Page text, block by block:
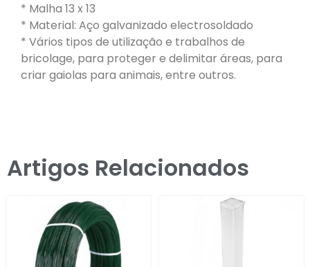
* Malha 13 x 13
* Material: Aço galvanizado electrosoldado
* Vários tipos de utilização e trabalhos de
bricolage, para proteger e delimitar áreas, para
criar gaiolas para animais, entre outros.
Artigos Relacionados